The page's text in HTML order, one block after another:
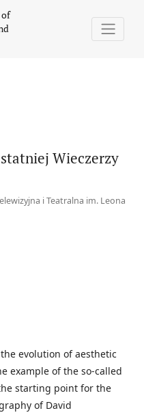
of
Wieczerzy
i Teatralna im. Leona
evolution of aesthetic
example of the so-called
starting point for the
of David